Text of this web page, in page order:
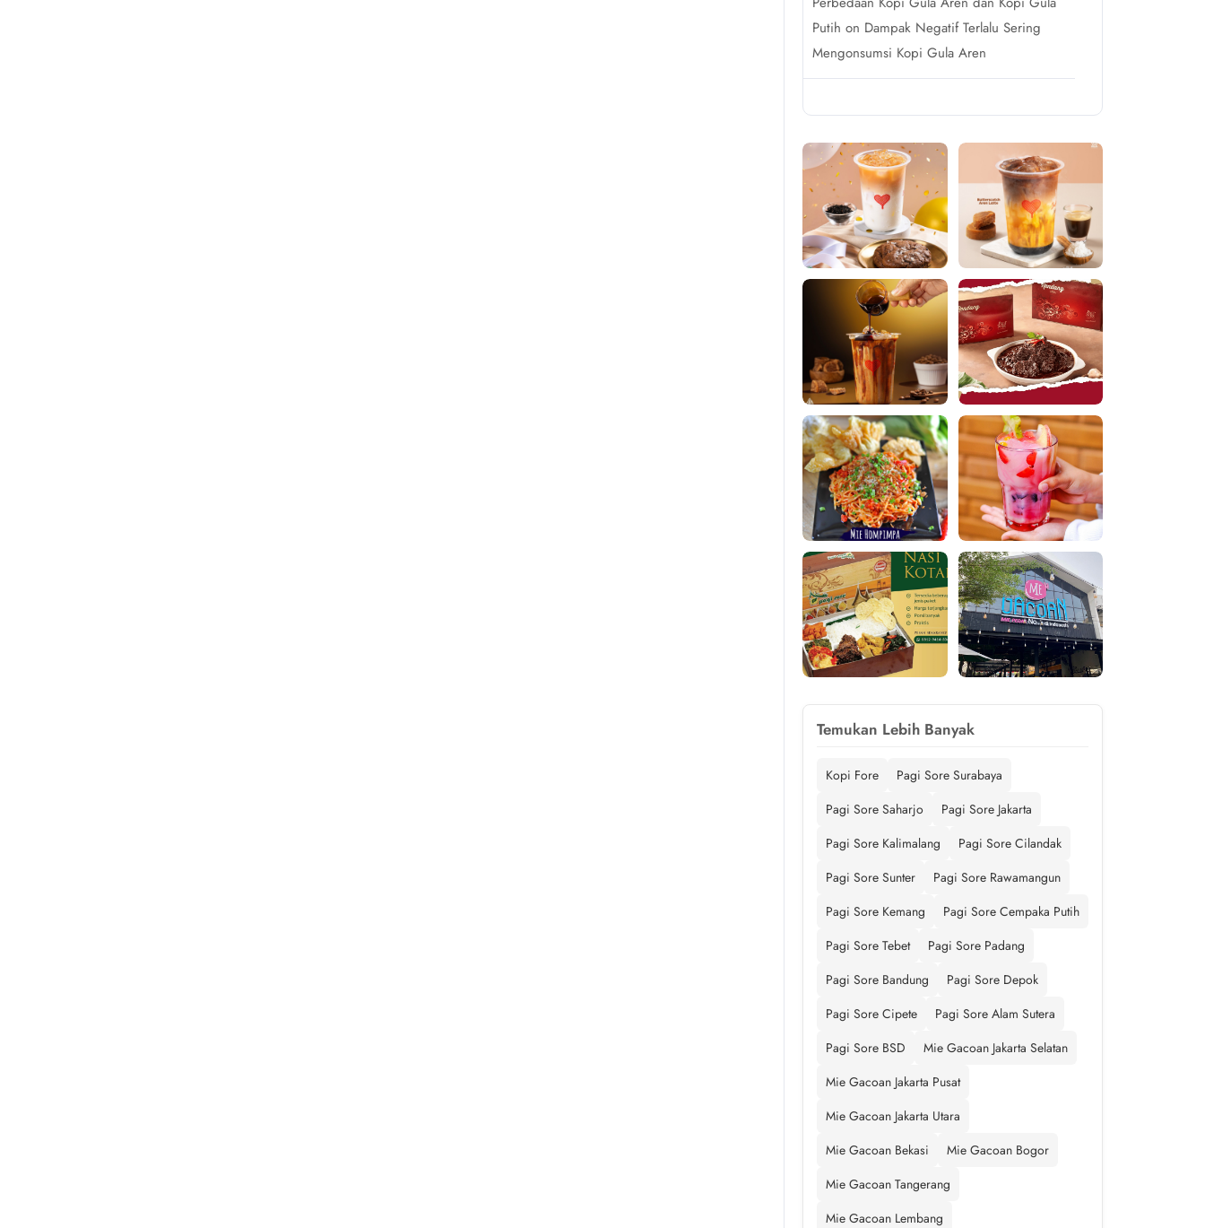
Putih on Dampak Negatif Terlalu Sering
Mengonsumsi Kopi Gula Aren
Temukan Lebih Banyak
Kopi Fore
Pagi Sore Surabaya
Pagi Sore Saharjo
Pagi Sore Jakarta
Pagi Sore Kalimalang
Pagi Sore Cilandak
Pagi Sore Sunter
Pagi Sore Rawamangun
Pagi Sore Kemang
Pagi Sore Cempaka Putih
Pagi Sore Tebet
Pagi Sore Padang
Pagi Sore Bandung
Pagi Sore Depok
Pagi Sore Cipete
Pagi Sore Alam Sutera
Pagi Sore BSD
Mie Gacoan Jakarta Selatan
Mie Gacoan Jakarta Pusat
Mie Gacoan Jakarta Utara
Mie Gacoan Bekasi
Mie Gacoan Bogor
Mie Gacoan Tangerang
Mie Gacoan Lembang